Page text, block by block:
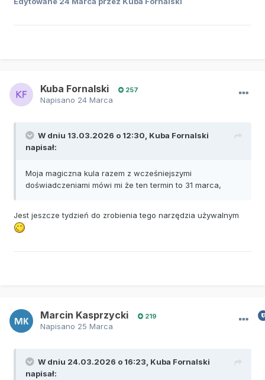
Kuba Fornalski 257
Napisano 24 Marca
W dniu 13.03.2026 o 12:30, Kuba Fornalski
napisał:
Moja magiczna kula razem z wcześniejszymi
doświadczeniami mówi mi że ten termin to 31 marca,
Jest jeszcze tydzień do zrobienia tego narzędzia używalnym
Marcin Kasprzycki 219
Napisano 25 Marca
W dniu 24.03.2026 o 16:23, Kuba Fornalski
napisał: